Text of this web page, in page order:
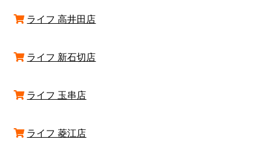
ライフ 高井田店
ライフ 新石切店
ライフ 玉串店
ライフ 菱江店